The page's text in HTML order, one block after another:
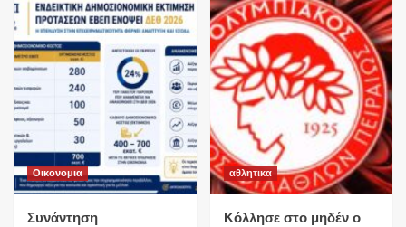
Οικονομια
Συνάντηση
αθλητικα
Κόλλησε στο μηδέν ο